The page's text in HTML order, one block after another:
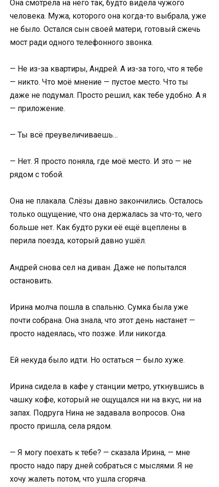
Она смотрела на него так, будто видела чужого
человека. Мужа, которого она когда-то выбрала, уже
не было. Остался сын своей матери, готовый сжечь
мост ради одного телефонного звонка.
— Не из-за квартиры, Андрей. А из-за того, что я тебе
— никто. Что моё мнение — пустое место. Что ты
даже не подумал. Просто решил, как тебе удобно. А я
— приложение.
— Ты всё преувеличиваешь…
— Нет. Я просто поняла, где моё место. И это — не
рядом с тобой.
Она не плакала. Слёзы давно закончились. Осталось
только ощущение, что она держалась за что-то, чего
больше нет. Как будто руки её ещё вцеплены в
перила поезда, который давно ушёл.
Андрей снова сел на диван. Даже не попытался
остановить.
Ирина молча пошла в спальню. Сумка была уже
почти собрана. Она знала, что этот день настанет —
просто надеялась, что позже. Или никогда.
Ей некуда было идти. Но остаться — было хуже.
Ирина сидела в кафе у станции метро, уткнувшись в
чашку кофе, который не ощущался ни на вкус, ни на
запах. Подруга Нина не задавала вопросов. Она
просто пришла, села рядом.
— Я могу поехать к тебе? — сказала Ирина, — мне
просто надо пару дней собраться с мыслями. Я не
хочу жалеть потом, что ушла сгоряча.